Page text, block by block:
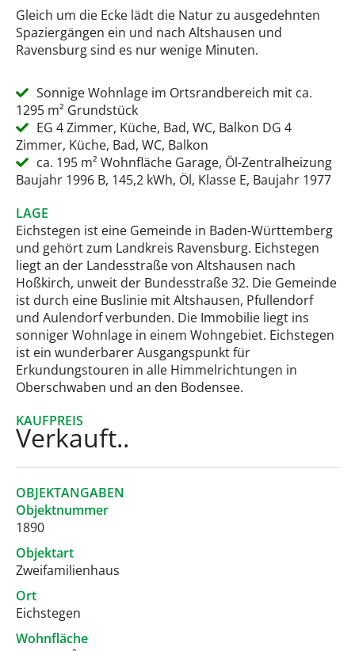
Gleich um die Ecke lädt die Natur zu ausgedehnten
Spaziergängen ein und nach Altshausen und
Ravensburg sind es nur wenige Minuten.
Sonnige Wohnlage im Ortsrandbereich mit ca.
1295 m² Grundstück
EG 4 Zimmer, Küche, Bad, WC, Balkon DG 4
Zimmer, Küche, Bad, WC, Balkon
ca. 195 m² Wohnfläche Garage, Öl-Zentralheizung
Baujahr 1996 B, 145,2 kWh, Öl, Klasse E, Baujahr 1977
LAGE
Eichstegen ist eine Gemeinde in Baden-Württemberg
und gehört zum Landkreis Ravensburg. Eichstegen
liegt an der Landesstraße von Altshausen nach
Hoßkirch, unweit der Bundesstraße 32. Die Gemeinde
ist durch eine Buslinie mit Altshausen, Pfullendorf
und Aulendorf verbunden. Die Immobilie liegt ins
sonniger Wohnlage in einem Wohngebiet. Eichstegen
ist ein wunderbarer Ausgangspunkt für
Erkundungstouren in alle Himmelrichtungen in
Oberschwaben und an den Bodensee.
KAUFPREIS
Verkauft..
OBJEKTANGABEN
Objektnummer
1890
Objektart
Zweifamilienhaus
Ort
Eichstegen
Wohnfläche